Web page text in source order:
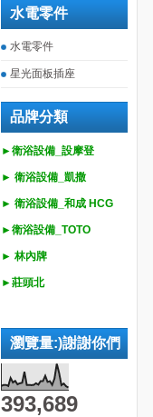
水電零件
水電零件
星光面板插座
品牌分類
►衛浴設備_設摩登
► 衛浴設備_ 凱撒
► 衛浴設備_ 和成 HCG
►衛浴設備_ TOTO
► 林內牌
►莊頭北
瀏覽量:)謝謝你們
393,689